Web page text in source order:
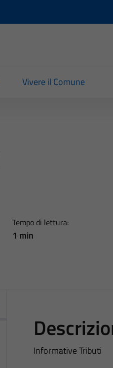
Vivere il Comune
Tempo di lettura:
1 min
Informative Tributi